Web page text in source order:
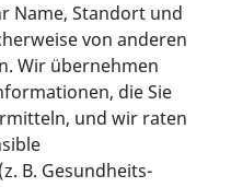
Name, Standort und
von anderen
Wir übernehmen
die Sie
und wir raten
B. Gesundheits-